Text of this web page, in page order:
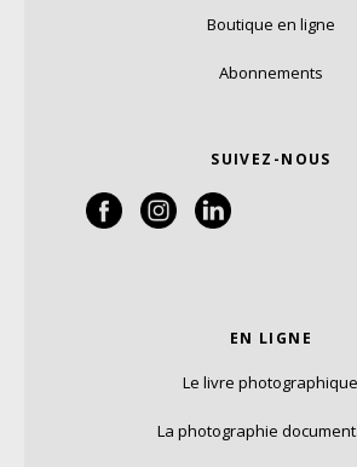
Boutique en ligne
Abonnements
SUIVEZ-NOUS
EN LIGNE
Le livre photographique
La photographie